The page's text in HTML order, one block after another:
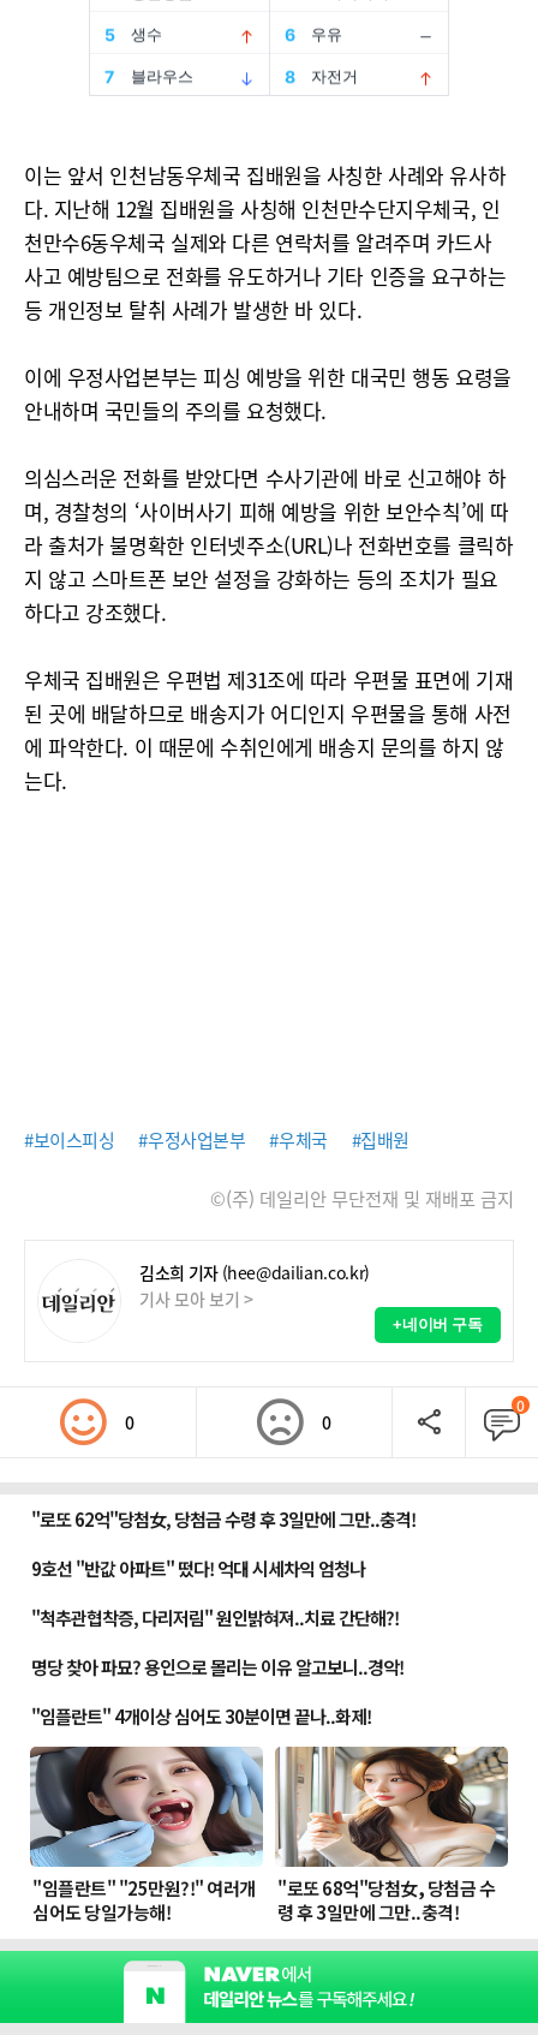
이는 앞서 인천남동우체국 집배원을 사칭한 사례와 유사하
다. 지난해 12월 집배원을 사칭해 인천만수단지우체국, 인
천만수6동우체국 실제와 다른 연락처를 알려주며 카드사
사고 예방팀으로 전화를 유도하거나 기타 인증을 요구하는
등 개인정보 탈취 사례가 발생한 바 있다.
이에 우정사업본부는 피싱 예방을 위한 대국민 행동 요령을
안내하며 국민들의 주의를 요청했다.
의심스러운 전화를 받았다면 수사기관에 바로 신고해야 하
며, 경찰청의 ‘사이버사기 피해 예방을 위한 보안수칙’에 따
라 출처가 불명확한 인터넷주소(URL)나 전화번호를 클릭하
지 않고 스마트폰 보안 설정을 강화하는 등의 조치가 필요
하다고 강조했다.
우체국 집배원은 우편법 제31조에 따라 우편물 표면에 기재
된 곳에 배달하므로 배송지가 어디인지 우편물을 통해 사전
에 파악한다. 이 때문에 수취인에게 배송지 문의를 하지 않
는다.
#보이스피싱 #우정사업본부 #우체국 #집배원
©(주) 데일리안 무단전재 및 재배포 금지
김소희 기자 (hee@dailian.co.kr)
기사 모아 보기 >
+네이버 구독
0 0
0